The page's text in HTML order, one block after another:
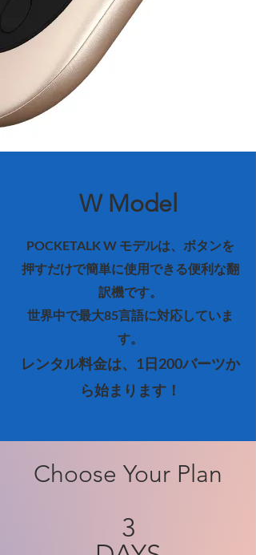
W Model
POCKETALK W モデルは、ボタンを
押すだけで簡単に使用できる便利な翻
訳機です。
世界中で最大85言語に対応していま
す。
レンタル料金は、1日200バーツか
ら始まります！
Choose Your Plan
3